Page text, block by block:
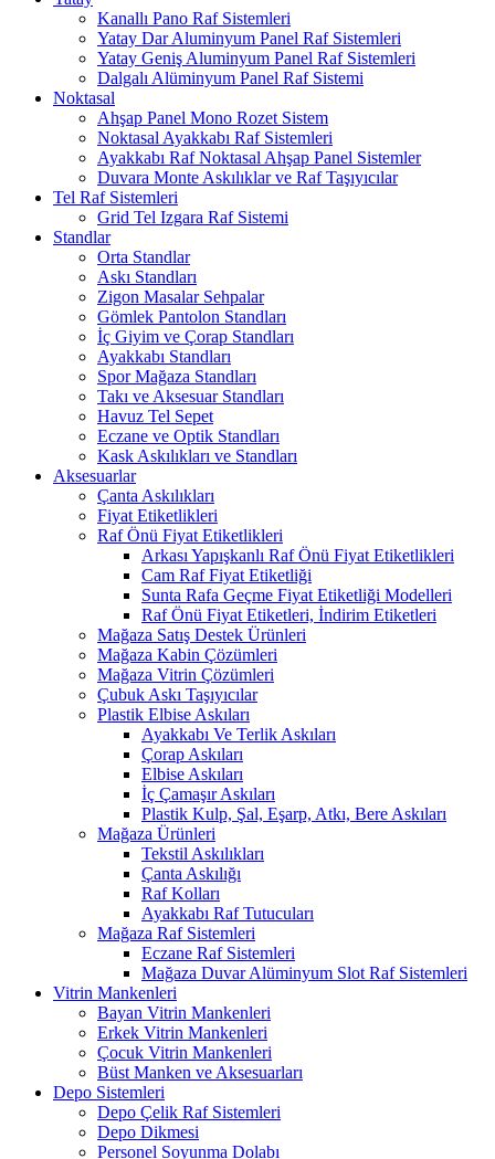
Kanallı Pano Raf Sistemleri
Yatay Dar Aluminyum Panel Raf Sistemleri
Yatay Geniş Aluminyum Panel Raf Sistemleri
Dalgalı Alüminyum Panel Raf Sistemi
Noktasal
Ahşap Panel Mono Rozet Sistem
Noktasal Ayakkabı Raf Sistemleri
Ayakkabı Raf Noktasal Ahşap Panel Sistemler
Duvara Monte Askılıklar ve Raf Taşıyıcılar
Tel Raf Sistemleri
Grid Tel Izgara Raf Sistemi
Standlar
Orta Standlar
Askı Standları
Zigon Masalar Sehpalar
Gömlek Pantolon Standları
İç Giyim ve Çorap Standları
Ayakkabı Standları
Spor Mağaza Standları
Takı ve Aksesuar Standları
Havuz Tel Sepet
Eczane ve Optik Standları
Kask Askılıkları ve Standları
Aksesuarlar
Çanta Askılıkları
Fiyat Etiketlikleri
Raf Önü Fiyat Etiketlikleri
Arkası Yapışkanlı Raf Önü Fiyat Etiketlikleri
Cam Raf Fiyat Etiketliği
Sunta Rafa Geçme Fiyat Etiketliği Modelleri
Raf Önü Fiyat Etiketleri, İndirim Etiketleri
Mağaza Satış Destek Ürünleri
Mağaza Kabin Çözümleri
Mağaza Vitrin Çözümleri
Çubuk Askı Taşıyıcılar
Plastik Elbise Askıları
Ayakkabı Ve Terlik Askıları
Çorap Askıları
Elbise Askıları
İç Çamaşır Askıları
Plastik Kulp, Şal, Eşarp, Atkı, Bere Askıları
Mağaza Ürünleri
Tekstil Askılıkları
Çanta Askılığı
Raf Kolları
Ayakkabı Raf Tutucuları
Mağaza Raf Sistemleri
Eczane Raf Sistemleri
Mağaza Duvar Alüminyum Slot Raf Sistemleri
Vitrin Mankenleri
Bayan Vitrin Mankenleri
Erkek Vitrin Mankenleri
Çocuk Vitrin Mankenleri
Büst Manken ve Aksesuarları
Depo Sistemleri
Depo Çelik Raf Sistemleri
Depo Dikmesi
Personel Soyunma Dolabı